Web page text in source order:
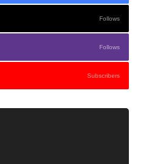
Follows
Follows
Subscribers